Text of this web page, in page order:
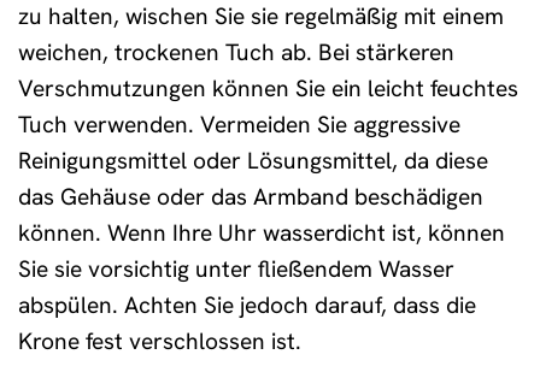
zu halten, wischen Sie sie regelmäßig mit einem
weichen, trockenen Tuch ab. Bei stärkeren
Verschmutzungen können Sie ein leicht feuchtes
Tuch verwenden. Vermeiden Sie aggressive
Reinigungsmittel oder Lösungsmittel, da diese
das Gehäuse oder das Armband beschädigen
können. Wenn Ihre Uhr wasserdicht ist, können
Sie sie vorsichtig unter fließendem Wasser
abspülen. Achten Sie jedoch darauf, dass die
Krone fest verschlossen ist.